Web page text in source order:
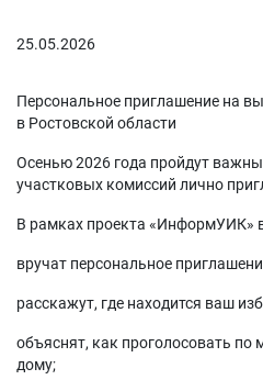
25.05.2026
Персональное приглашение на
в Ростовской области
Осенью 2026 года пройдут
участковых комиссий лично
В рамках проекта «ИнформУИК»
вручат персональное
расскажут, где находится ваш
объяснят, как проголосовать по
дому;